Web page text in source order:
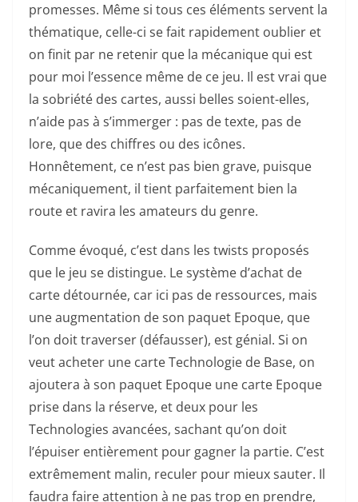
promesses. Même si tous ces éléments servent la
thématique, celle-ci se fait rapidement oublier et
on finit par ne retenir que la mécanique qui est
pour moi l’essence même de ce jeu. Il est vrai que
la sobriété des cartes, aussi belles soient-elles,
n’aide pas à s’immerger : pas de texte, pas de
lore, que des chiffres ou des icônes.
Honnêtement, ce n’est pas bien grave, puisque
mécaniquement, il tient parfaitement bien la
route et ravira les amateurs du genre.
Comme évoqué, c’est dans les twists proposés
que le jeu se distingue. Le système d’achat de
carte détournée, car ici pas de ressources, mais
une augmentation de son paquet Epoque, que
l’on doit traverser (défausser), est génial. Si on
veut acheter une carte Technologie de Base, on
ajoutera à son paquet Epoque une carte Epoque
prise dans la réserve, et deux pour les
Technologies avancées, sachant qu’on doit
l’épuiser entièrement pour gagner la partie. C’est
extrêmement malin, reculer pour mieux sauter. Il
faudra faire attention à ne pas trop en prendre,